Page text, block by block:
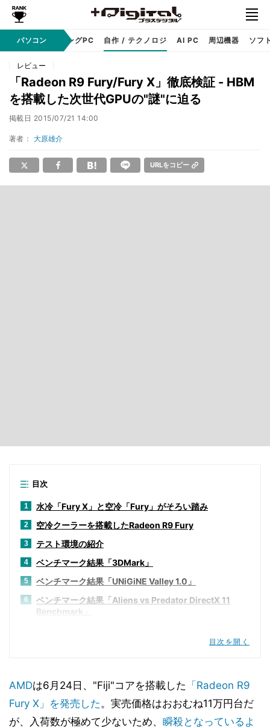
パソコン
PC本体 ゲーミングPC 自作 / テクノロジ AI PC 周辺機器 ソフ
レビュー
「Radeon R9 Fury/Fury X」徹底検証 - HBM
を搭載した次世代GPUの"謎"に迫る
掲載日 2015/07/21 14:00
著者： 大原雄介
URLをコピー
目次
1 水冷「Fury X」と空冷「Fury」がそろい踏み
2 空冷クーラーを搭載したRadeon R9 Fury
3 テスト環境の紹介
4 ベンチマーク結果「3DMark」
5 ベンチマーク結果「UNiGiNE Valley 1.0」
6
ベンチマーク結果「Aliens vs Predator DirectX 11
Benchmark」
10 ベンチマーク結果「F1 2014」
11
ベンチマーク結果「ファイナルファンタジーXIV: 蒼天の
イシュガルド ベンチマーク」
目次を開く
AMDは6月24日、"Fiji"コアを搭載した 「Radeon R9
Fury X」を発売した。実売価格はおおむね11万円台だ
が、入荷数が極めて少ないため、 瞬殺となっているよ